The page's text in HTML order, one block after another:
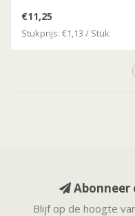
€11,25
Stukprijs: €1,13 / Stuk
Abonneer
Blijf op de hoogte